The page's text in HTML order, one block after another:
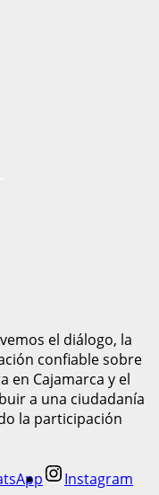
el diálogo, la
confiable sobre
en Cajamarca y el
a una ciudadanía
la participación
Instagram